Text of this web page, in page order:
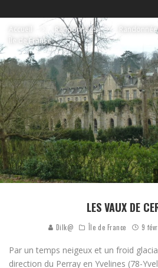
Accueil Randonnées
Île de France
LES VAUX DE
Dilk@ Île de France 9
Par un temps neigeux et un froid
direction du Perray en Yvelines (78-